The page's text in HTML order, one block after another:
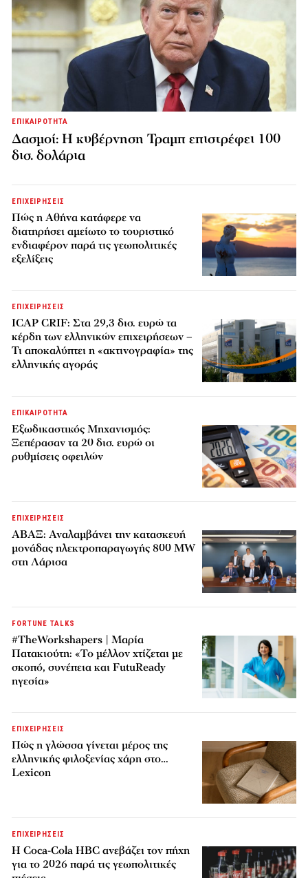
ΕΠΙΚΑΙΡΟΤΗΤΑ
Δασμοί: Η κυβέρνηση Τραμπ επιστρέφει 100
δισ. δολάρια
ΕΠΙΧΕΙΡΗΣΕΙΣ
Πώς η Αθήνα κατάφερε να
διατηρήσει αμείωτο το τουριστικό
ενδιαφέρον παρά τις γεωπολιτικές
εξελίξεις
ΕΠΙΧΕΙΡΗΣΕΙΣ
ICAP CRIF: Στα 29,3 δισ. ευρώ τα
κέρδη των ελληνικών επιχειρήσεων –
Τι αποκαλύπτει η «ακτινογραφία» της
ελληνικής αγοράς
ΕΠΙΚΑΙΡΟΤΗΤΑ
Εξωδικαστικός Μηχανισμός:
Ξεπέρασαν τα 20 δισ. ευρώ οι
ρυθμίσεις οφειλών
ΕΠΙΧΕΙΡΗΣΕΙΣ
ΑΒΑΞ: Αναλαμβάνει την κατασκευή
μονάδας ηλεκτροπαραγωγής 800 MW
στη Λάρισα
FORTUNE TALKS
#TheWorkshapers | Μαρία
Πατακιούτη: «Το μέλλον χτίζεται με
σκοπό, συνέπεια και FutuReady
ηγεσία»
ΕΠΙΧΕΙΡΗΣΕΙΣ
Πώς η γλώσσα γίνεται μέρος της
ελληνικής φιλοξενίας χάρη στο…
Lexicon
ΕΠΙΧΕΙΡΗΣΕΙΣ
Η Coca-Cola HBC ανεβάζει τον πήχη
για το 2026 παρά τις γεωπολιτικές